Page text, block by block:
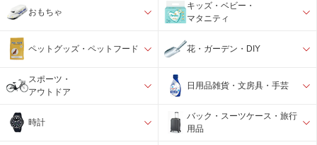
おもちゃ
キッズ・ベビー・
マタニティ
ペットグッズ・ペットフード 花・ガーデン・DIY
スポーツ・
アウトドア
日用品雑貨・文房具・手芸
時計
バック・スーツケース・旅行
用品